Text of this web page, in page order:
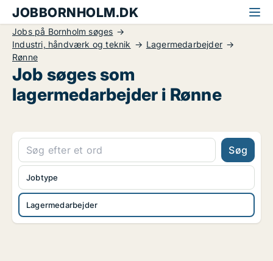
JOBBORNHOLM.DK
Jobs på Bornholm søges
Industri, håndværk og teknik
Lagermedarbejder
Rønne
Job søges som
lagermedarbejder i Rønne
Søg
Lagermedarbejder
Jobtype